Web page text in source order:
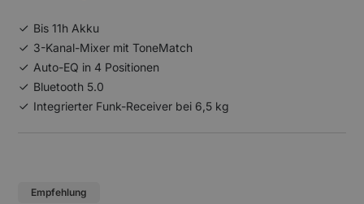
Bis 11h Akku
3-Kanal-Mixer mit ToneMatch
Auto-EQ in 4 Positionen
Bluetooth 5.0
Integrierter Funk-Receiver bei 6,5 kg
Empfehlung